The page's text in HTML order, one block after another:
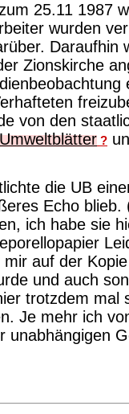
25.11 1987
wurden
Daraufhin
Zionskirche
von den
Umweltblätter ?
die UB
Echo blieb.
ich habe sie
auf der
und auch
trotzdem mal
Je mehr ich
unabhängigen